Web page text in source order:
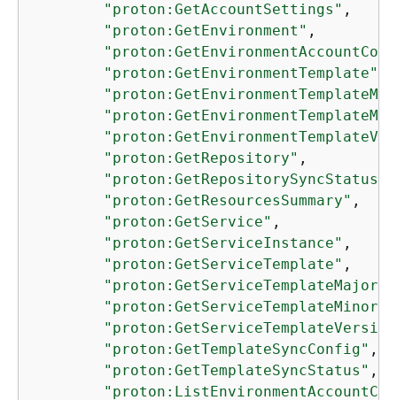
"proton:GetAccountSettings" ,
"proton:GetEnvironment" ,
"proton:GetEnvironmentTemplate"
"proton:GetRepository" ,
"proton:GetRepositorySyncStatus"
"proton:GetResourcesSummary" ,
"proton:GetService" ,
"proton:GetServiceInstance" ,
"proton:GetServiceTemplate" ,
"proton:GetTemplateSyncConfig" ,
"proton:GetTemplateSyncStatus" ,